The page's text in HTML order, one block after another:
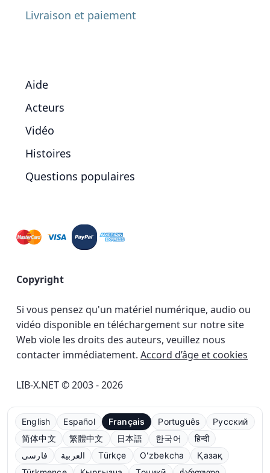
Livraison et paiement
Aide
Acteurs
Vidéo
Histoires
Questions populaires
Copyright
Si vous pensez qu'un matériel numérique, audio ou
vidéo disponible en téléchargement sur notre site
Web viole les droits des auteurs, veuillez nous
contacter immédiatement. Accord d’âge et cookies
LIB-X.NET © 2003 - 2026
English Español Français Português
Русский
简体中文
繁體中文 日本語 한국어
हिन्दी
فارسی
العربية Türkçe Oʻzbekcha
Қазақ